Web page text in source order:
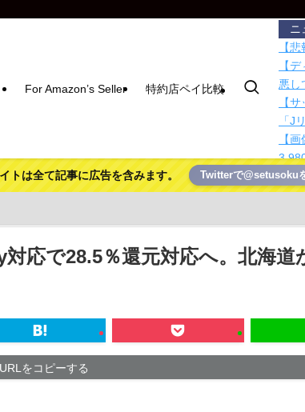
For Amazon’s Seller 特約店ペイ比較
ニ
【
【
悪し
【
「J
【
【動
ｗｗ
て下
日本
ｗｗ
ガ
紙を
プレ
トは全て記事に広告を含みます。 Twitterで@setusoku
応で28.5％還元対応へ。北海道
URLをコピーする